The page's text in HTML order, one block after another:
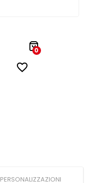
0
PERSONALIZZAZIONI